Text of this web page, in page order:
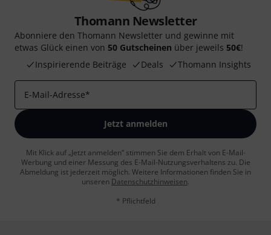
Thomann Newsletter
Abonniere den Thomann Newsletter und gewinne mit
etwas Glück einen von 50 Gutscheinen über jeweils 50€!
Inspirierende Beiträge
Deals Thomann Insights
E-Mail-Adresse*
Jetzt anmelden
Mit Klick auf „Jetzt anmelden“ stimmen Sie dem Erhalt von E-Mail-
Werbung und einer Messung des E-Mail-Nutzungsverhaltens zu. Die
Abmeldung ist jederzeit möglich. Weitere Informationen finden Sie in
unseren Datenschutzhinweisen.
* Pflichtfeld